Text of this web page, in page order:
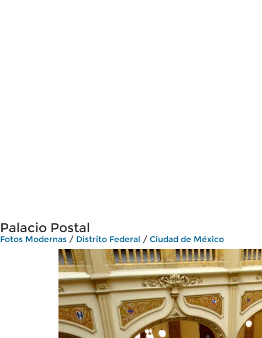
Palacio Postal
Fotos Modernas / Distrito Federal / Ciudad de México